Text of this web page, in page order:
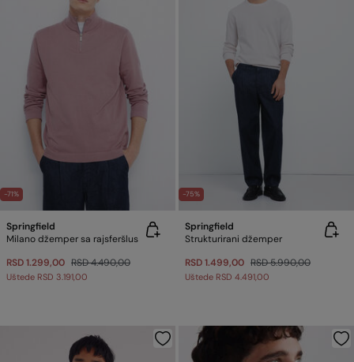
-71%
Springfield
Milano džemper sa rajsferšlus
RSD 1.299,00 RSD 4.490,00
Uštede RSD 3.191,00
-75%
Springfield
Strukturirani džemper
RSD 1.499,00 RSD 5.990,00
Uštede RSD 4.491,00